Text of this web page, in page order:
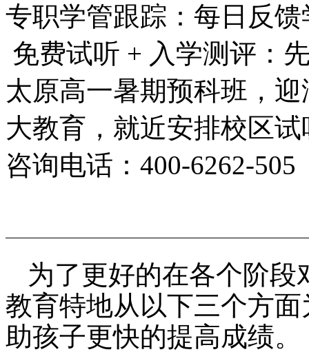
专职学管跟踪：每日反
免费试听 + 入学测评：
太原高一暑期预科班，
大教育，就近安排校区试
咨询电话：400-6262-505
为了更好的在各个阶
教育特地从以下三个方
助孩子更快的提高成绩。